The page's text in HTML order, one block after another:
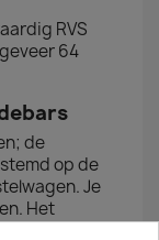
RVS
64
de
op de
Je
Het